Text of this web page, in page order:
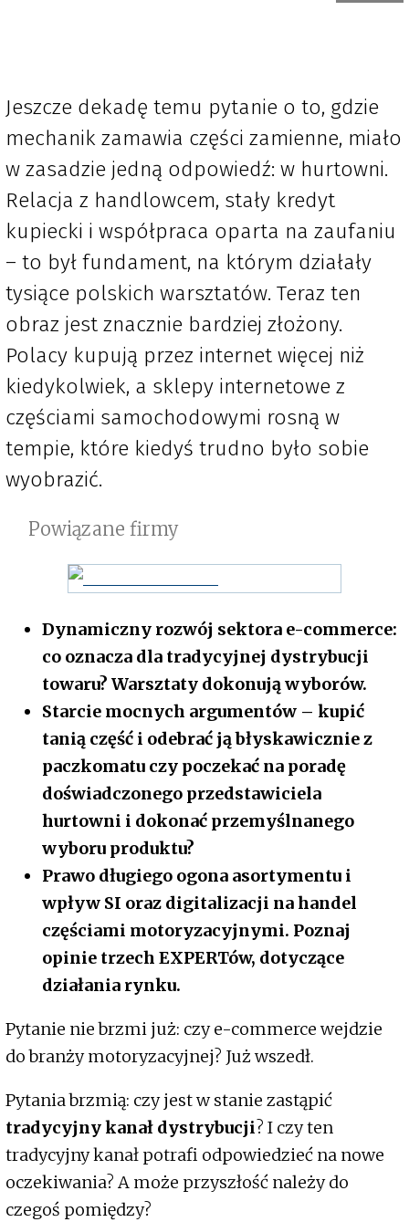
Jeszcze dekadę temu pytanie o to, gdzie
mechanik zamawia części zamienne, miało
w zasadzie jedną odpowiedź: w hurtowni.
Relacja z handlowcem, stały kredyt
kupiecki i współpraca oparta na zaufaniu
– to był fundament, na którym działały
tysiące polskich warsztatów. Teraz ten
obraz jest znacznie bardziej złożony.
Polacy kupują przez internet więcej niż
kiedykolwiek, a sklepy internetowe z
częściami samochodowymi rosną w
tempie, które kiedyś trudno było sobie
wyobrazić.
Powiązane firmy
Dynamiczny rozwój sektora e-commerce:
co oznacza dla tradycyjnej dystrybucji
towaru? Warsztaty dokonują wyborów.
Starcie mocnych argumentów – kupić
tanią część i odebrać ją błyskawicznie z
paczkomatu czy poczekać na poradę
doświadczonego przedstawiciela
hurtowni i dokonać przemyślnanego
wyboru produktu?
Prawo długiego ogona asortymentu i
wpływ SI oraz digitalizacji na handel
częściami motoryzacyjnymi. Poznaj
opinie trzech EXPERTów, dotyczące
działania rynku.
Pytanie nie brzmi już: czy e-commerce wejdzie
do branży motoryzacyjnej? Już wszedł.
Pytania brzmią: czy jest w stanie zastąpić
tradycyjny kanał dystrybucji? I czy ten
tradycyjny kanał potrafi odpowiedzieć na nowe
oczekiwania? A może przyszłość należy do
czegoś pomiędzy?